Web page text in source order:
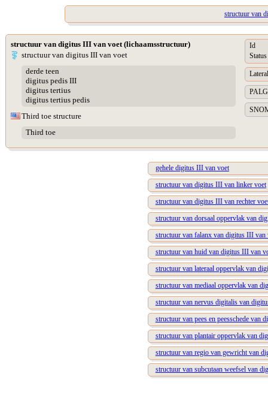
structuur van
structuur van digitus III van voet (lichaamsstructuur)
structuur van digitus III van voet
derde teen
digitus pedis III
digitus tertius
digitus tertius pedis
Third toe structure
Third toe
Id
Status
gehele digitus III van voet
structuur van digitus III van linker voet
structuur van digitus III van rechter
structuur van dorsaal oppervlak van
structuur van falanx van digitus III van
structuur van huid van digitus III van
structuur van lateraal oppervlak van
structuur van mediaal oppervlak van
structuur van nervus digitalis van
structuur van pees en peesschede van
structuur van plantair oppervlak van
structuur van regio van gewricht van
structuur van subcutaan weefsel van